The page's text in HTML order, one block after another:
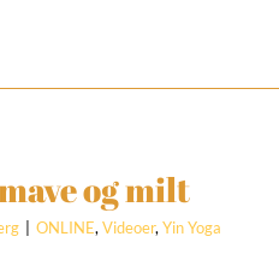
og milt
ONLINE,Videoer,Yin Yoga